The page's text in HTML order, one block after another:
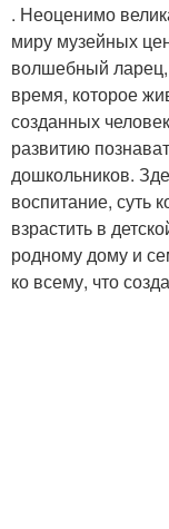
. Неоценимо
миру музейных
волшебный ларец,
время, которое
созданных
развитию
дошкольников.
воспитание, суть
взрастить в
родному дому и
ко всему, что